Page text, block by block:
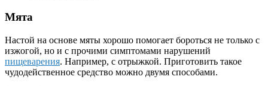
Мята
Настой на основе мяты хорошо помогает бороться не только с
изжогой, но и с прочими симптомами нарушений
пищеварения. Например, с отрыжкой. Приготовить такое
чудодейственное средство можно двумя способами.